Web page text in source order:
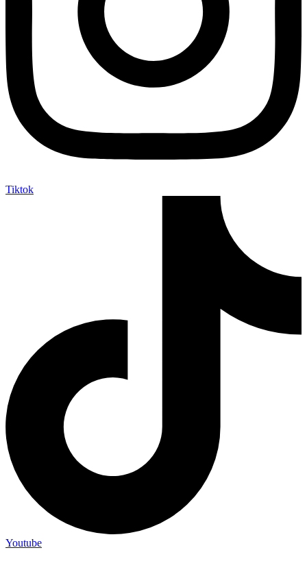
Tiktok
Youtube